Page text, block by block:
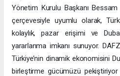
Yönetim Kurulu Başkanı Bessam
çerçevesiyle uyumlu olarak,
kolaylık, pazar erişimi ve
yararlanma imkanı sunuyor.
Türkiye’nin dinamik ekonomisini
birleştirme gücümüzü